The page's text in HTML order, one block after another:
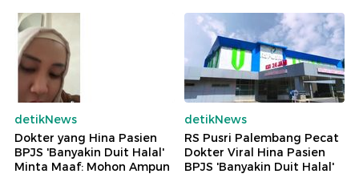
detikNews
Dokter yang Hina Pasien
BPJS 'Banyakin Duit Halal'
Minta Maaf: Mohon Ampun
detikNews
RS Pusri Palembang Pecat
Dokter Viral Hina Pasien
BPJS 'Banyakin Duit Halal'